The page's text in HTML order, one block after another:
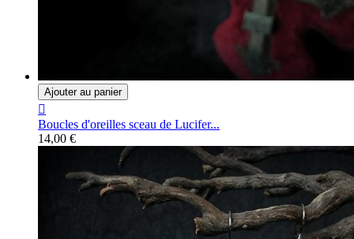
Ajouter au panier

Boucles d'oreilles sceau de Lucifer...
14,00 €